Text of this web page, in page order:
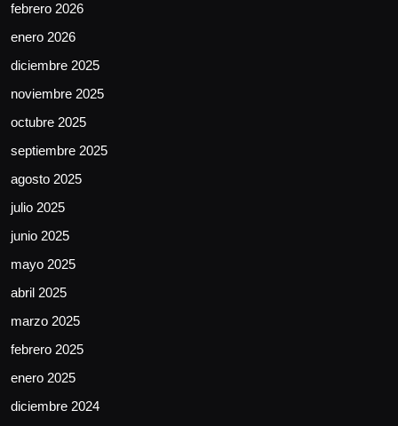
febrero 2026
enero 2026
diciembre 2025
noviembre 2025
octubre 2025
septiembre 2025
agosto 2025
julio 2025
junio 2025
mayo 2025
abril 2025
marzo 2025
febrero 2025
enero 2025
diciembre 2024